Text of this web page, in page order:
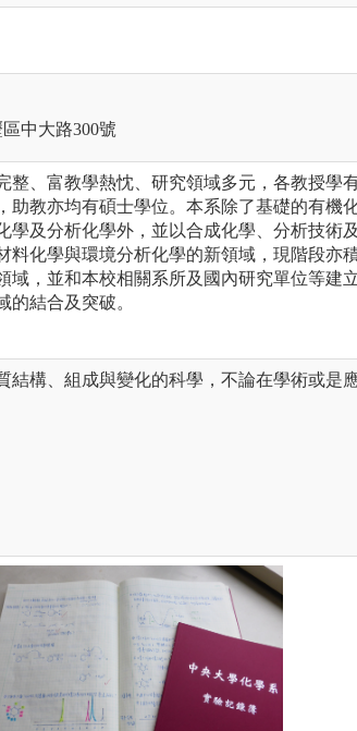
中大路300號
整、富教學熱忱、研究領域多元，各教授學
助教亦均有碩士學位。本系除了基礎的有機
學及分析化學外，並以合成化學、分析技術
料化學與環境分析化學的新領域，現階段亦
域，並和本校相關系所及國內研究單位等建
的結合及突破。
結構、組成與變化的科學，不論在學術或是
未上傳圖片